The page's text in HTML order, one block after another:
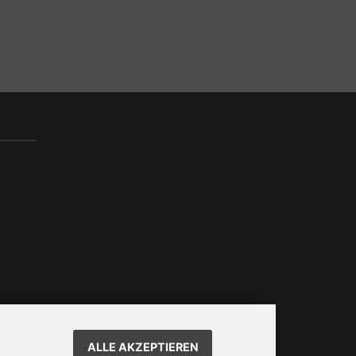
ALLE AKZEPTIEREN